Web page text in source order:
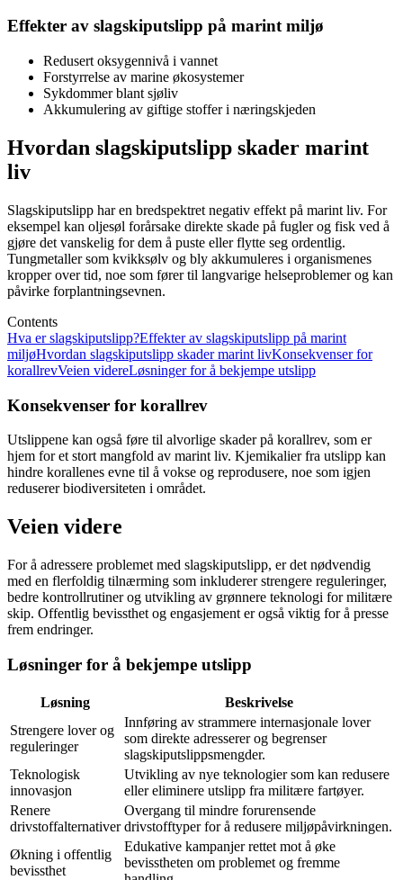
Effekter av slagskiputslipp på marint miljø
Redusert oksygennivå i vannet
Forstyrrelse av marine økosystemer
Sykdommer blant sjøliv
Akkumulering av giftige stoffer i næringskjeden
Hvordan slagskiputslipp skader marint
liv
Slagskiputslipp har en bredspektret negativ effekt på marint liv. For
eksempel kan oljesøl forårsake direkte skade på fugler og fisk ved å
gjøre det vanskelig for dem å puste eller flytte seg ordentlig.
Tungmetaller som kvikksølv og bly akkumuleres i organismenes
kropper over tid, noe som fører til langvarige helseproblemer og kan
påvirke forplantningsevnen.
Contents
Hva er slagskiputslipp?Effekter av slagskiputslipp på marint
miljøHvordan slagskiputslipp skader marint livKonsekvenser for
korallrevVeien videreLøsninger for å bekjempe utslipp
Konsekvenser for korallrev
Utslippene kan også føre til alvorlige skader på korallrev, som er
hjem for et stort mangfold av marint liv. Kjemikalier fra utslipp kan
hindre korallenes evne til å vokse og reprodusere, noe som igjen
reduserer biodiversiteten i området.
Veien videre
For å adressere problemet med slagskiputslipp, er det nødvendig
med en flerfoldig tilnærming som inkluderer strengere reguleringer,
bedre kontrollrutiner og utvikling av grønnere teknologi for militære
skip. Offentlig bevissthet og engasjement er også viktig for å presse
frem endringer.
Løsninger for å bekjempe utslipp
Løsning
Beskrivelse
Strengere lover og
reguleringer
Innføring av strammere internasjonale lover
som direkte adresserer og begrenser
slagskiputslippsmengder.
Teknologisk
innovasjon
Utvikling av nye teknologier som kan redusere
eller eliminere utslipp fra militære fartøyer.
Renere
drivstoffalternativer
Overgang til mindre forurensende
drivstofftyper for å redusere miljøpåvirkningen.
Økning i offentlig
bevissthet
Edukative kampanjer rettet mot å øke
bevisstheten om problemet og fremme